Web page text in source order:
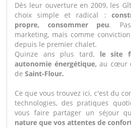
Dès leur ouverture en 2009, les
choix simple et radical :
propre, consommer peu.
marketing, mais comme
depuis le premier chalet.
Quinze ans plus tard,le site
autonomie énergétique, au cœur
de Saint-Flour.
Ce que vous trouvez ici, c'est du
technologies, des pratiques
vous faire partager un séjour
nature que vos attentes de